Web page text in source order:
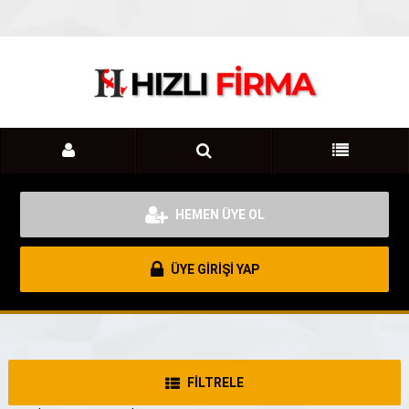
HEMEN ÜYE OL
ÜYE GİRİŞİ YAP
FİLTRELE